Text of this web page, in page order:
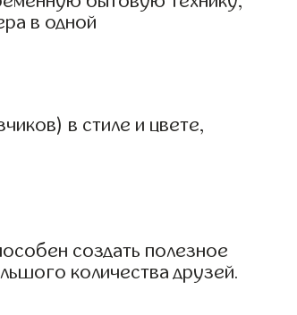
в одной
в стиле и цвете,
создать полезное
количества друзей.